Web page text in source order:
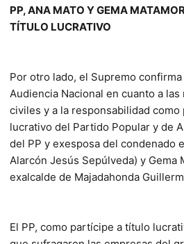
PP, ANA MATO Y GEMA
TÍTULO LUCRATIVO
Por otro lado, el Supremo
Audiencia Nacional en cuanto a
civiles y a la responsabilidad
lucrativo del Partido Popular y de
del PP y exesposa del condenado
Alarcón Jesús Sepúlveda) y Gema
exalcalde de Majadahonda
El PP, como partícipe a título